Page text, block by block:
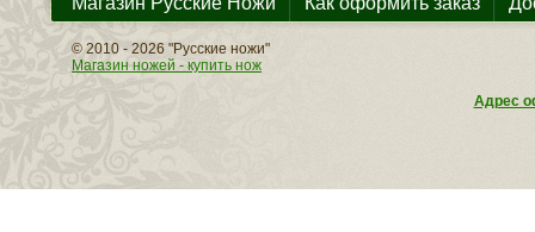
© 2010 - 2026 "Русские ножи"
Магазин ножей - купить нож
Адрес